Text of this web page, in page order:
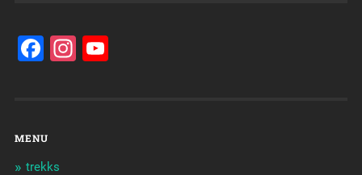
Facebook
Instagram
YouTube
MENU
trekks